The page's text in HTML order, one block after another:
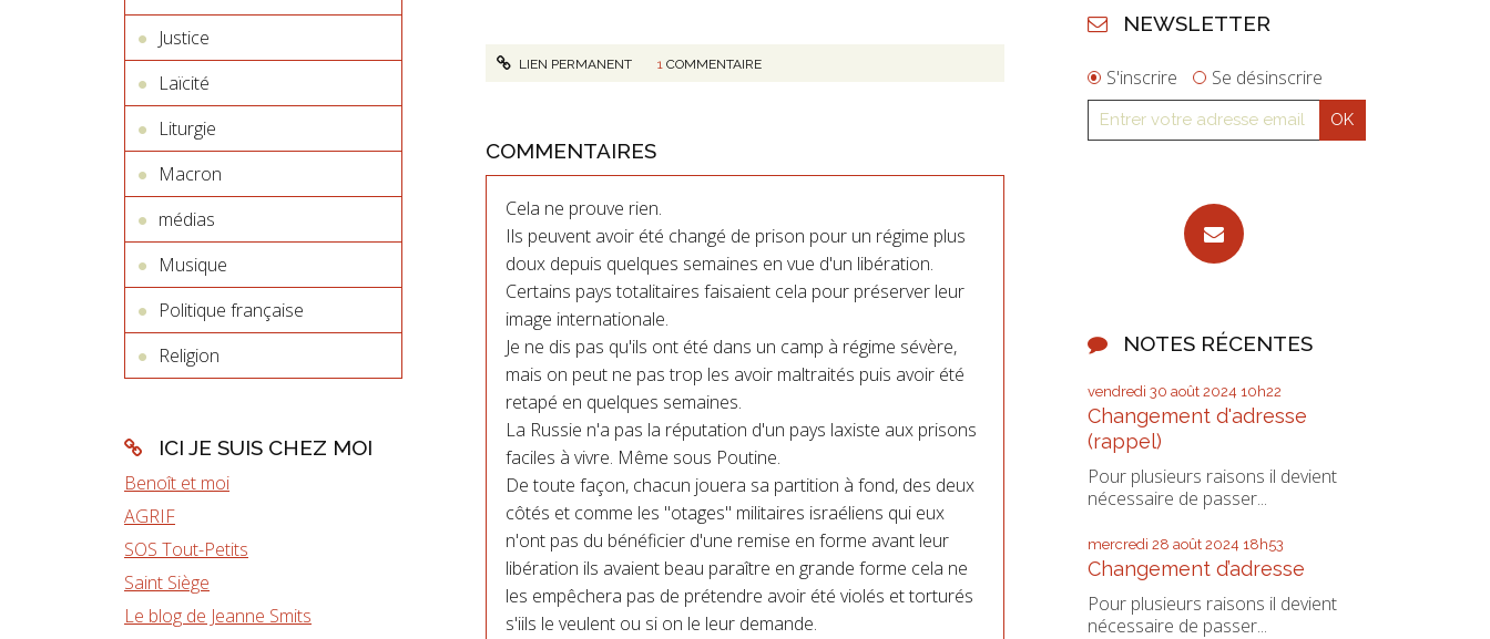
Justice
Laïcité
Liturgie
Macron
médias
Musique
Politique française
Religion
ICI JE SUIS CHEZ MOI
Benoît et moi
AGRIF
SOS Tout-Petits
Saint Siège
Le blog de Jeanne Smits
LIEN PERMANENT 1 COMMENTAIRE
COMMENTAIRES
Cela ne prouve rien.
Ils peuvent avoir été changé de prison pour un régime plus
doux depuis quelques semaines en vue d'un libération.
Certains pays totalitaires faisaient cela pour préserver leur
image internationale.
Je ne dis pas qu'ils ont été dans un camp à régime sévère,
mais on peut ne pas trop les avoir maltraités puis avoir été
retapé en quelques semaines.
La Russie n'a pas la réputation d'un pays laxiste aux prisons
faciles à vivre. Même sous Poutine.
De toute façon, chacun jouera sa partition à fond, des deux
côtés et comme les "otages" militaires israéliens qui eux
n'ont pas du bénéficier d'une remise en forme avant leur
libération ils avaient beau paraître en grande forme cela ne
les empêchera pas de prétendre avoir été violés et torturés
s'iils le veulent ou si on le leur demande.
NEWSLETTER
S'inscrire Se désinscrire
NOTES RÉCENTES
vendredi 30 août 2024 10h22
Changement d'adresse
(rappel)
Pour plusieurs raisons il devient
nécessaire de passer...
mercredi 28 août 2024 18h53
Changement d’adresse
Pour plusieurs raisons il devient
nécessaire de passer...